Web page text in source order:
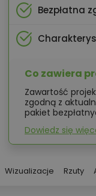
Bezpłatna
Co zawiera
Zawartość
zgodną z
pakiet
Dowiedz się
Wizualizacje Rzuty